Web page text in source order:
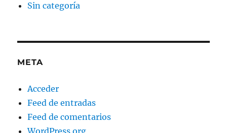
Sin categoría
META
Acceder
Feed de entradas
Feed de comentarios